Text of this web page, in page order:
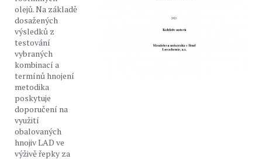
olejů. Na základě
dosažených
výsledků z
testování
vybraných
kombinací a
termínů hnojení
metodika
poskytuje
doporučení na
využití
obalovaných
hnojiv LAD ve
výživě řepky za